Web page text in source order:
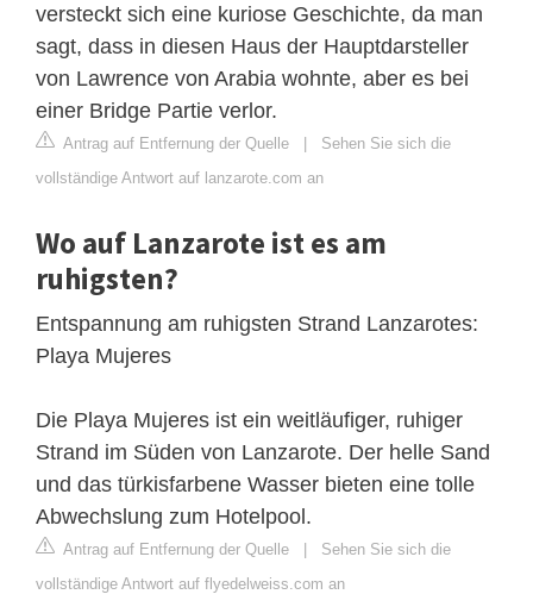
versteckt sich eine kuriose Geschichte, da man
sagt, dass in diesen Haus der Hauptdarsteller
von Lawrence von Arabia wohnte, aber es bei
einer Bridge Partie verlor.
Antrag auf Entfernung der Quelle | Sehen Sie sich die
vollständige Antwort auf lanzarote.com an
Wo auf Lanzarote ist es am
ruhigsten?
Entspannung am ruhigsten Strand Lanzarotes:
Playa Mujeres
Die Playa Mujeres ist ein weitläufiger, ruhiger
Strand im Süden von Lanzarote. Der helle Sand
und das türkisfarbene Wasser bieten eine tolle
Abwechslung zum Hotelpool.
Antrag auf Entfernung der Quelle | Sehen Sie sich die
vollständige Antwort auf flyedelweiss.com an